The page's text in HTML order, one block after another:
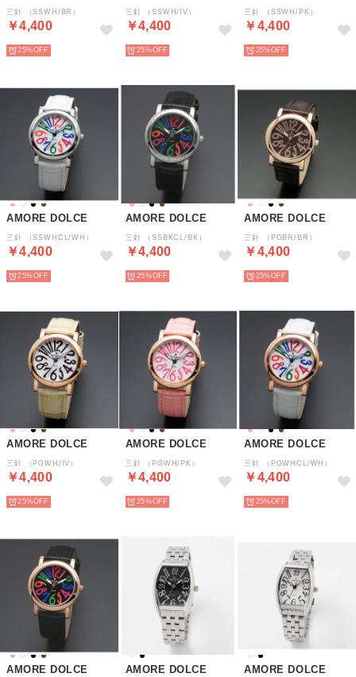
三針 （SSWH/BR）
￥4,400
25%
三針 （SSWH/IV）
￥4,400
25%
三針 （SSWH/PK）
￥4,400
25%
AMORE DOLCE
三針 （SSWHCL/WH）
￥4,400
25%
AMORE DOLCE
三針 （SSBKCL/BK）
￥4,400
25%
AMORE DOLCE
三針 （PGBR/BR）
￥4,400
25%
AMORE DOLCE
三針 （PGWH/IV）
￥4,400
25%
AMORE DOLCE
三針 （PGWH/PK）
￥4,400
25%
AMORE DOLCE
三針 （PGWHCL/WH）
￥4,400
25%
AMORE DOLCE AMORE DOLCE AMORE DOLCE